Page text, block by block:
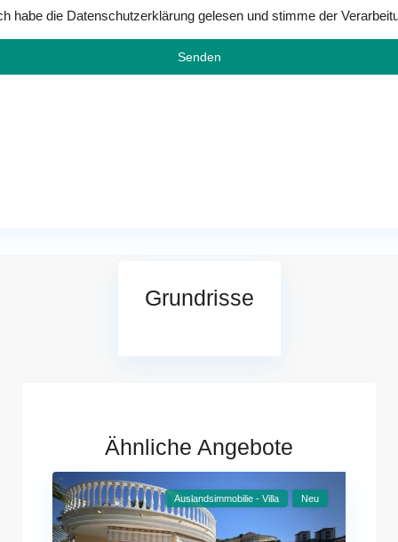
habe die Datenschutzerklärung gelesen und stimme der
Grundrisse
Ähnliche Angebote
Auslandsimmobilie - Villa Neu